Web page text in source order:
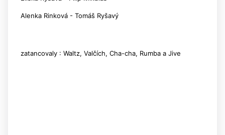
Alenka Rinková - Tomáš Ryšavý
zatancovaly : Waltz, Valčích, Cha-cha, Rumba a Jive